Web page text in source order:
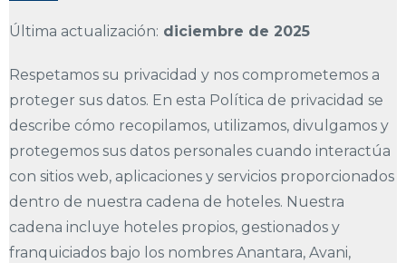
Última actualización: diciembre de 2025
Respetamos su privacidad y nos comprometemos a
proteger sus datos. En esta Política de privacidad se
describe cómo recopilamos, utilizamos, divulgamos y
protegemos sus datos personales cuando interactúa
con sitios web, aplicaciones y servicios proporcionados
dentro de nuestra cadena de hoteles. Nuestra
cadena incluye hoteles propios, gestionados y
franquiciados bajo los nombres Anantara, Avani,